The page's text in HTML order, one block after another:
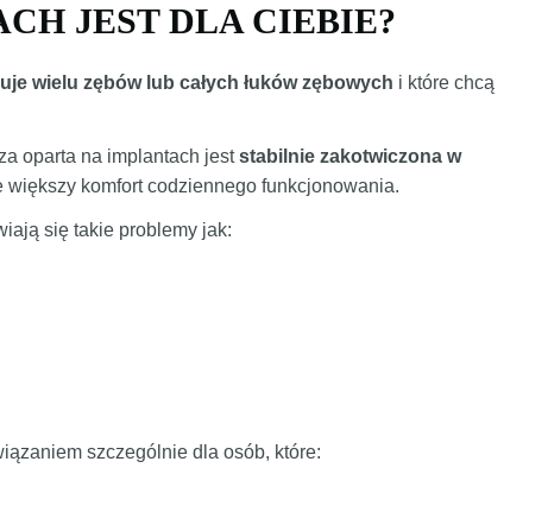
JEST DLA CIEBIE?
wielu zębów lub całych łuków zębowych i które chcą
oparta na implantach jeststabilnie zakotwiczona w
komfort codziennego funkcjonowania.
się takie problemy jak:
szczególnie dla osób, które: